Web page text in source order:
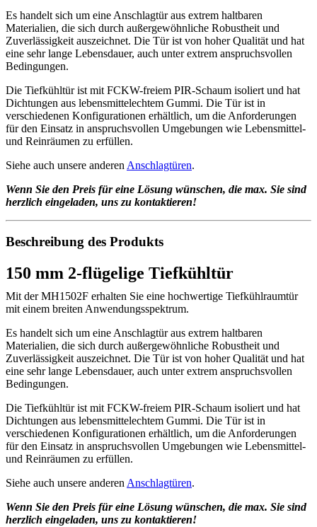
Es handelt sich um eine Anschlagtür aus extrem haltbaren
Materialien, die sich durch außergewöhnliche Robustheit und
Zuverlässigkeit auszeichnet. Die Tür ist von hoher Qualität und hat
eine sehr lange Lebensdauer, auch unter extrem anspruchsvollen
Bedingungen.
Die Tiefkühltür ist mit FCKW-freiem PIR-Schaum isoliert und hat
Dichtungen aus lebensmittelechtem Gummi. Die Tür ist in
verschiedenen Konfigurationen erhältlich, um die Anforderungen
für den Einsatz in anspruchsvollen Umgebungen wie Lebensmittel-
und Reinräumen zu erfüllen.
Siehe auch unsere anderen Anschlagtüren.
Wenn Sie den Preis für eine Lösung wünschen, die max. Sie sind
herzlich eingeladen, uns zu kontaktieren!
Beschreibung des Produkts
150 mm 2-flügelige Tiefkühltür
Mit der MH1502F erhalten Sie eine hochwertige Tiefkühlraumtür
mit einem breiten Anwendungsspektrum.
Es handelt sich um eine Anschlagtür aus extrem haltbaren
Materialien, die sich durch außergewöhnliche Robustheit und
Zuverlässigkeit auszeichnet. Die Tür ist von hoher Qualität und hat
eine sehr lange Lebensdauer, auch unter extrem anspruchsvollen
Bedingungen.
Die Tiefkühltür ist mit FCKW-freiem PIR-Schaum isoliert und hat
Dichtungen aus lebensmittelechtem Gummi. Die Tür ist in
verschiedenen Konfigurationen erhältlich, um die Anforderungen
für den Einsatz in anspruchsvollen Umgebungen wie Lebensmittel-
und Reinräumen zu erfüllen.
Siehe auch unsere anderen Anschlagtüren.
Wenn Sie den Preis für eine Lösung wünschen, die max. Sie sind
herzlich eingeladen, uns zu kontaktieren!